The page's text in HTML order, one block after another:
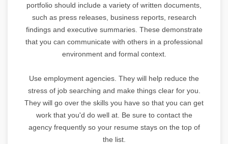
portfolio should include a variety of written documents,
such as press releases, business reports, research
findings and executive summaries. These demonstrate
that you can communicate with others in a professional
environment and formal context.
Use employment agencies. They will help reduce the
stress of job searching and make things clear for you.
They will go over the skills you have so that you can get
work that you'd do well at. Be sure to contact the
agency frequently so your resume stays on the top of
the list.